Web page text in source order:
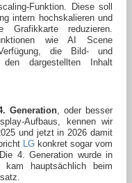
Funktion. Diese soll
intern hochskalieren und
reduzieren.
wie AI Scene
die Bild- und
den dargestellten Inhalt
Generation , oder besser
Aufbaus, kennen wir
und jetzt in 2026 damit
LG konkret sogar vom
4. Generation wurde in
hauptsächlich beim